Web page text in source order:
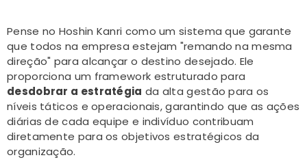
ADICIONAR
Cardápio Semanal Com Lista
ADICIONAR
Pense no Hoshin Kanri como um sistema que garante
que todos na empresa estejam "remando na mesma
direção" para alcançar o destino desejado. Ele
proporciona um framework estruturado para
desdobrar a estratégia da alta gestão para os
níveis táticos e operacionais, garantindo que as ações
diárias de cada equipe e indivíduo contribuam
diretamente para os objetivos estratégicos da
organização.